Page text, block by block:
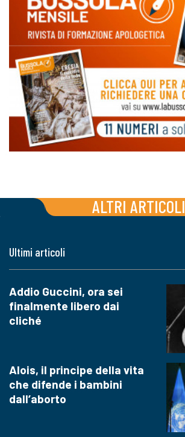
ALTRI ARTICOLI
Ultimi articoli
Addio Guccini, ora sei
finalmente libero dai
cliché
Alois, il principe della vita
che difende i bambini
dall’aborto